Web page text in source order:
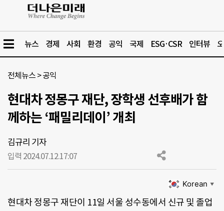
뉴스 경제 사회 환경 공익 국제 ESG·CSR 인터뷰
전체뉴스 >공익
현대차 정몽구 재단, 장학생 선후배가 함
께하는 ‘패밀리데이’ 개최
김규리 기자
입력 2024.07.12.17:07
Korean ▼
현대차 정몽구 재단이 11일 서울 성수동에서 신규 및 졸업